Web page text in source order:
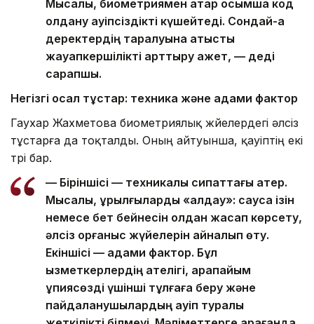
Мысалы, биометриямен қатар қосымша код
қолдану қауіпсіздікті күшейтеді. Сондай-ақ
деректердің таралуына қатысты
жауапкершілікті арттыру қажет, — деді
сарапшы.
Негізгі осал тұстар: техника және адами фактор
Гаухар Жахметова биометриялық жүйелердегі әлсіз
тұстарға да тоқталды. Оның айтуынша, қауіптің екі
түрі бар.
— Біріншісі — техникалық сипаттағы қатер.
Мысалы, құрылғыларды «алдау»: саусақ ізін
немесе бет бейнесін қолдан жасап көрсету,
әлсіз қорғаныс жүйелерін айналып өту.
Екіншісі — адами фактор. Бұл
қызметкерлердің қателігі, қарапайым
құпиясөзді үшінші тұлғаға беру және
пайдаланушылардың қауіп туралы